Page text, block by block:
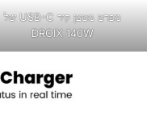
מפרט מטען קיר USB-C של
DROIX 140W